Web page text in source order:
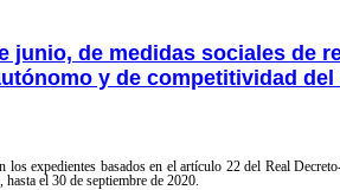
junio, de medidas sociales de
y de competitividad
los expedientes basados en el artículo 22 del Real
el 30 de septiembre de 2020.